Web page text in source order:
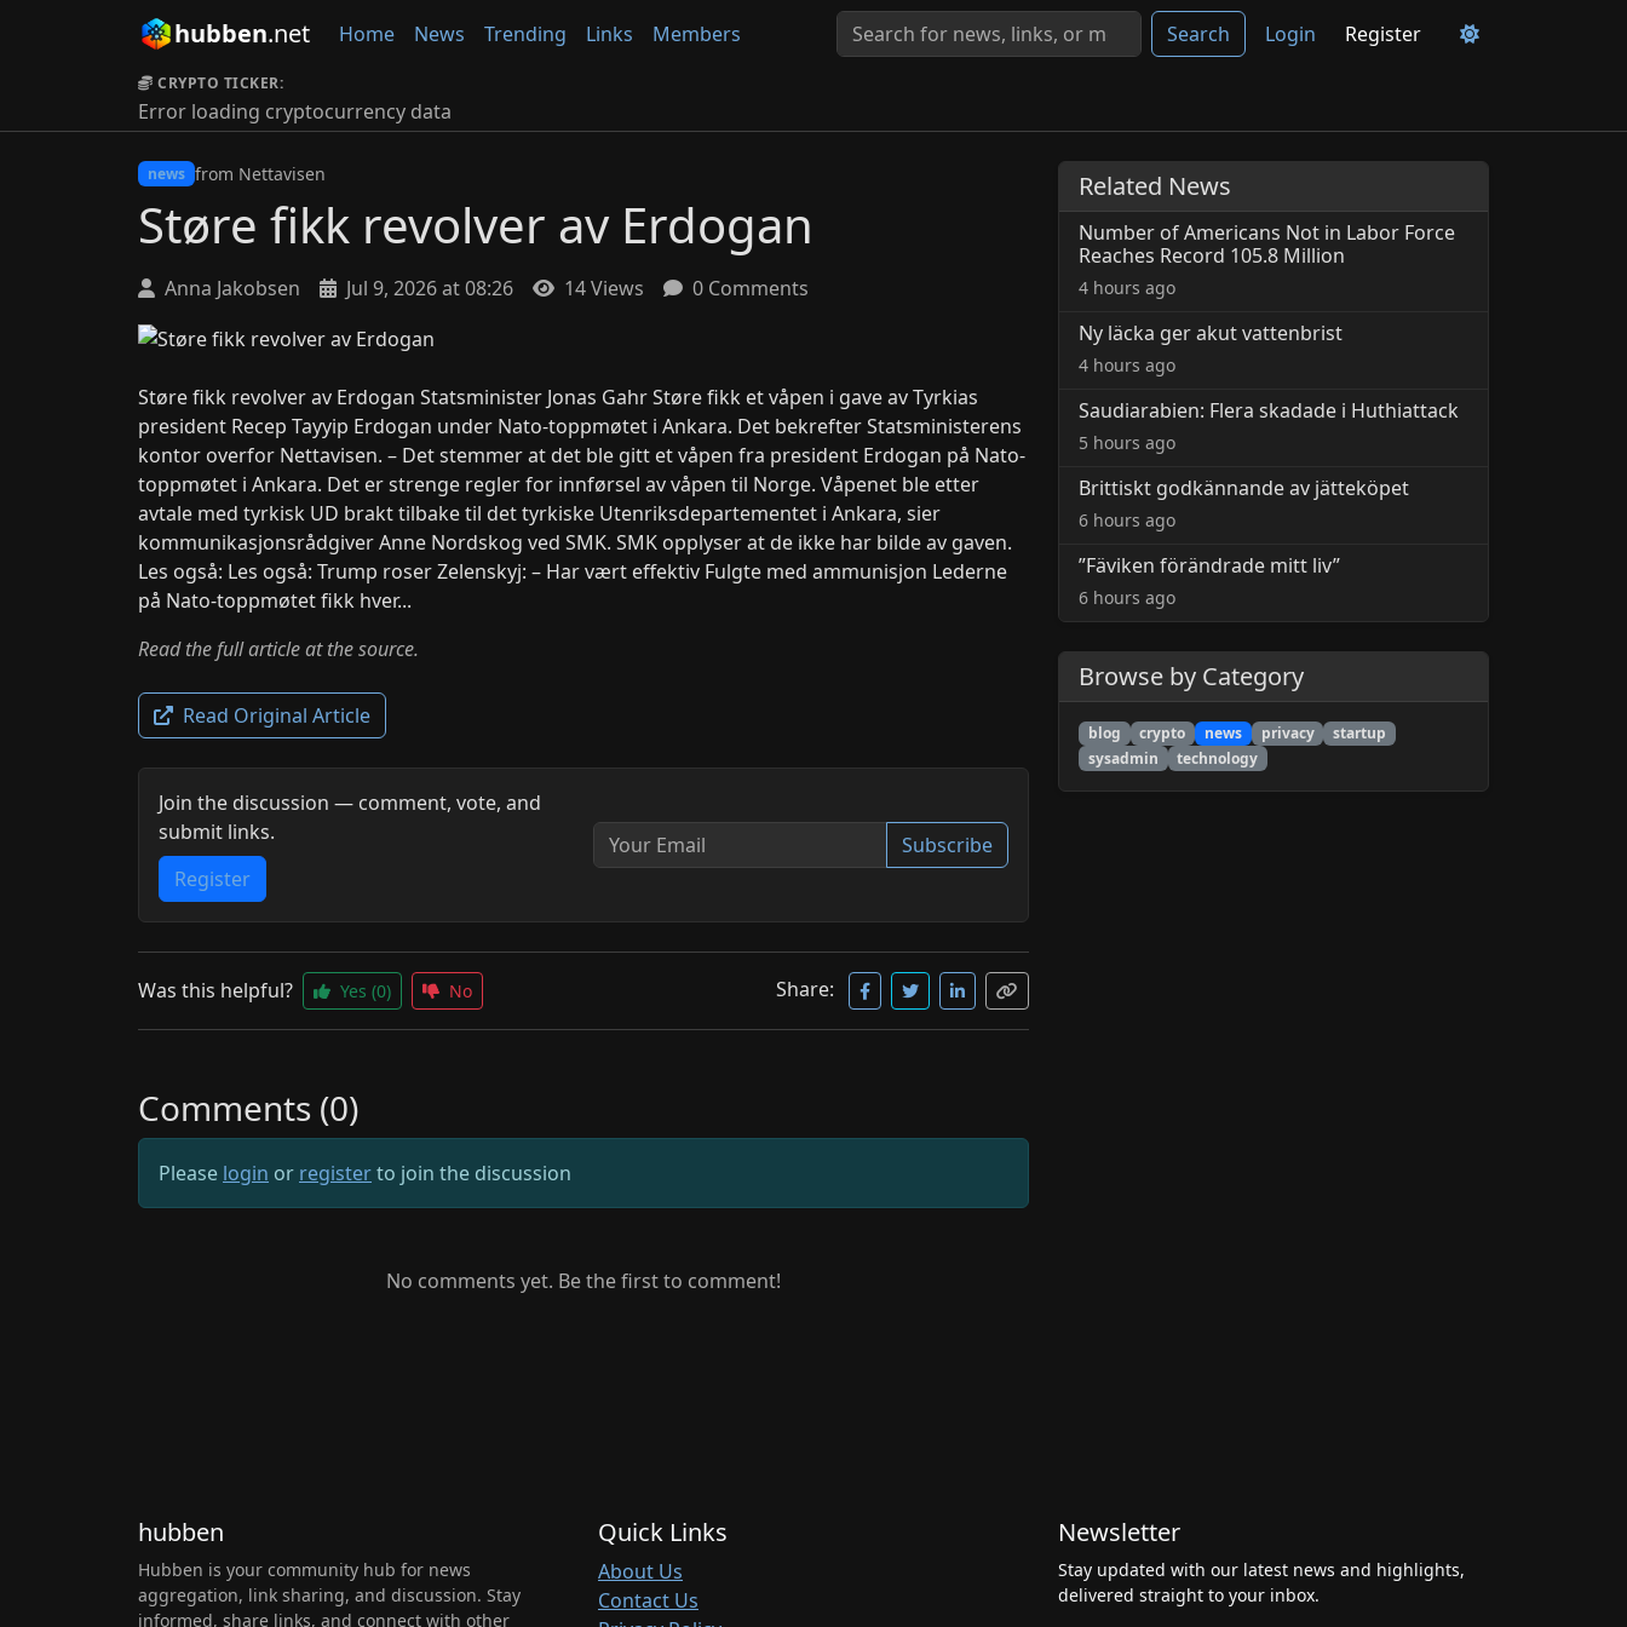
hubben.net Home News Trending Links Members Search Login Register
CRYPTO TICKER:
Error loading cryptocurrency data
news from Nettavisen
Støre fikk revolver av Erdogan
Anna Jakobsen Jul 9, 2026 at 08:26 14 Views 0 Comments
Støre fikk revolver av Erdogan Statsminister Jonas Gahr Støre fikk et våpen i gave av Tyrkias
president Recep Tayyip Erdogan under Nato-toppmøtet i Ankara. Det bekrefter Statsministerens
kontor overfor Nettavisen. – Det stemmer at det ble gitt et våpen fra president Erdogan på Nato-
toppmøtet i Ankara. Det er strenge regler for innførsel av våpen til Norge. Våpenet ble etter
avtale med tyrkisk UD brakt tilbake til det tyrkiske Utenriksdepartementet i Ankara, sier
kommunikasjonsrådgiver Anne Nordskog ved SMK. SMK opplyser at de ikke har bilde av gaven.
Les også: Les også: Trump roser Zelenskyj: – Har vært effektiv Fulgte med ammunisjon Lederne
på Nato-toppmøtet fikk hver...
Read the full article at the source.
Read Original Article
Join the discussion — comment, vote, and
submit links.
Register
Subscribe
Was this helpful? Yes (0) No Share:
Comments (0)
Please login or registerto join the discussion
No comments yet. Be the first to comment!
Related News
Number of Americans Not in Labor Force
Reaches Record 105.8 Million
4 hours ago
Ny läcka ger akut vattenbrist
4 hours ago
Saudiarabien: Flera skadade i Huthiattack
5 hours ago
Brittiskt godkännande av jätteköpet
6 hours ago
”Fäviken förändrade mitt liv”
6 hours ago
Browse by Category
blog crypto news privacy
startup
sysadmin
technology
hubben
Hubben is your community hub for news
aggregation, link sharing, and discussion. Stay
informed, share links, and connect with other
Quick Links
About Us
Contact Us
Newsletter
Stay updated with our latest news and highlights,
delivered straight to your inbox.